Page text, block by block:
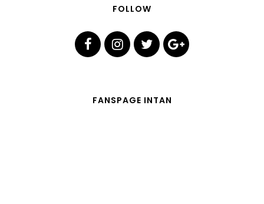
FOLLOW
FANSPAGE INTAN